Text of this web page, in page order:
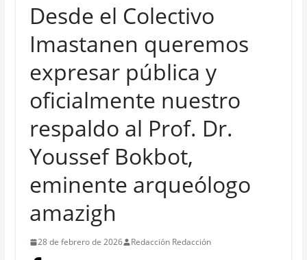
Desde el Colectivo
Imastanen queremos
expresar pública y
oficialmente nuestro
respaldo al Prof. Dr.
Youssef Bokbot,
eminente arqueólogo
amazigh
28 de febrero de 2026 Redacción Redacción